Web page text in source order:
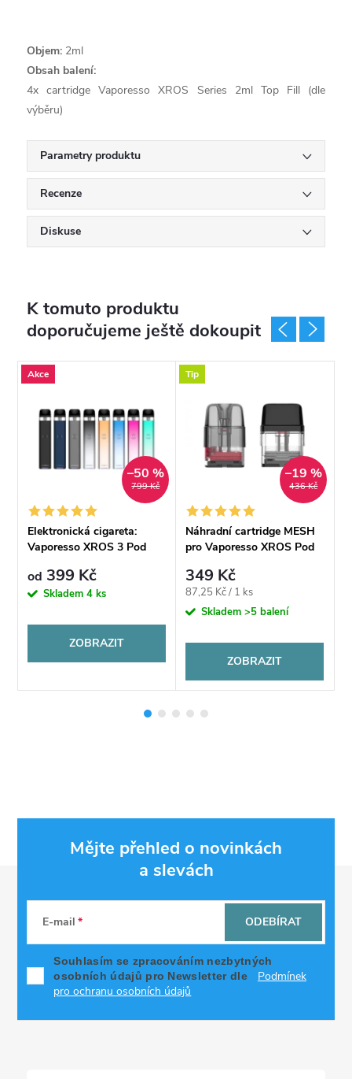
Objem: 2ml
Obsah balení:
4x cartridge Vaporesso XROS Series 2ml Top Fill (dle
výběru)
Parametry produktu
Recenze
Diskuse
K tomuto produktu
doporučujeme ještě dokoupit
Akce
799 Kč
–50 %
Elektronická cigareta:
Vaporesso XROS 3 Pod
od 399 Kč
Skladem4 ks
ZOBRAZIT
Tip
436 Kč
–19 %
Náhradní cartridge MESH
pro Vaporesso XROS Pod
349 Kč
Měrná
cena:
87,25 Kč / 1 ks
Skladem>5 balení
ZOBRAZIT
Mějte přehled o novinkách
a slevách
E-mail
Souhlasím se zpracováním nezbytných
osobních údajů pro Newsletter dle
Podmínek
pro ochranu osobních údajů
ODEBÍRAT